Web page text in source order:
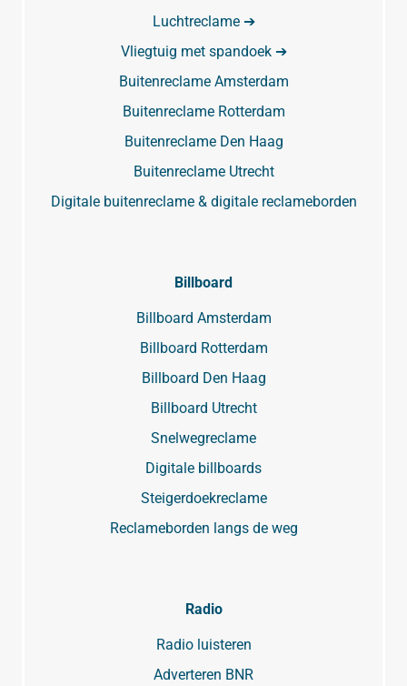
Luchtreclame ➔
Vliegtuig met spandoek ➔
Buitenreclame Amsterdam
Buitenreclame Rotterdam
Buitenreclame Den Haag
Buitenreclame Utrecht
Digitale buitenreclame & digitale reclameborden
Billboard
Billboard Amsterdam
Billboard Rotterdam
Billboard Den Haag
Billboard Utrecht
Snelwegreclame
Digitale billboards
Steigerdoekreclame
Reclameborden langs de weg
Radio
Radio luisteren
Adverteren BNR